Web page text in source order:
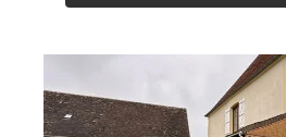
133,31 m2, 7 pièces
Ref : 12757